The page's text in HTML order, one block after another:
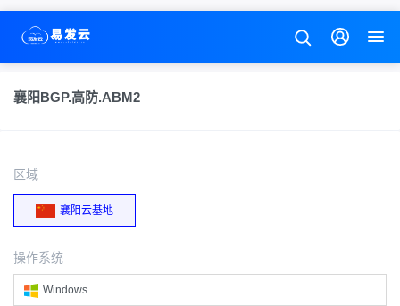
襄阳BGP.高防.ABM2
区域
襄阳云基地
操作系统
Windows